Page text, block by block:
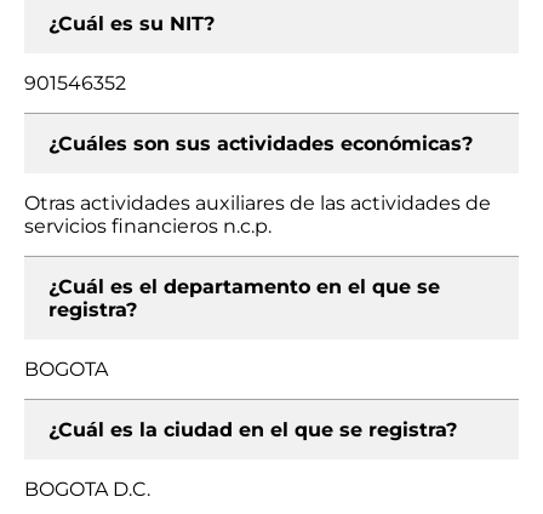
¿Cuál es su NIT?
901546352
¿Cuáles son sus actividades económicas?
Otras actividades auxiliares de las actividades de
servicios financieros n.c.p.
¿Cuál es el departamento en el que se
registra?
BOGOTA
¿Cuál es la ciudad en el que se registra?
BOGOTA D.C.